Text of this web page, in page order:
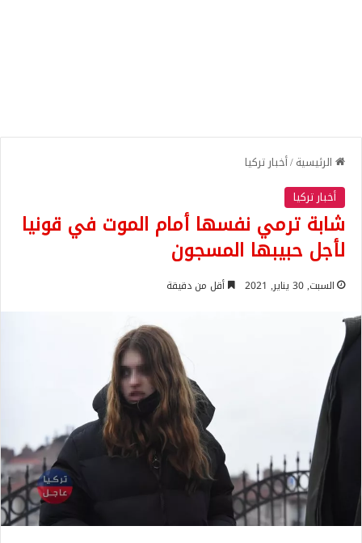
الرئيسية/أخبار تركيا
أخبار تركيا
شابة ترمي نفسها أمام الموت في قونيا
لأجل حبيبها المسجون
السبت, 30 يناير, 2021 أقل من دقيقة